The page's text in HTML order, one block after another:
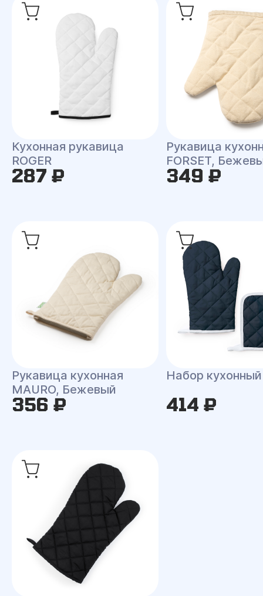
Кухонная рукавица
ROGER
287 ₽
Рукавица
FORSET,
349 ₽
Рукавица кухонная
MAURO, Бежевый
356 ₽
Набор кухонный
414 ₽